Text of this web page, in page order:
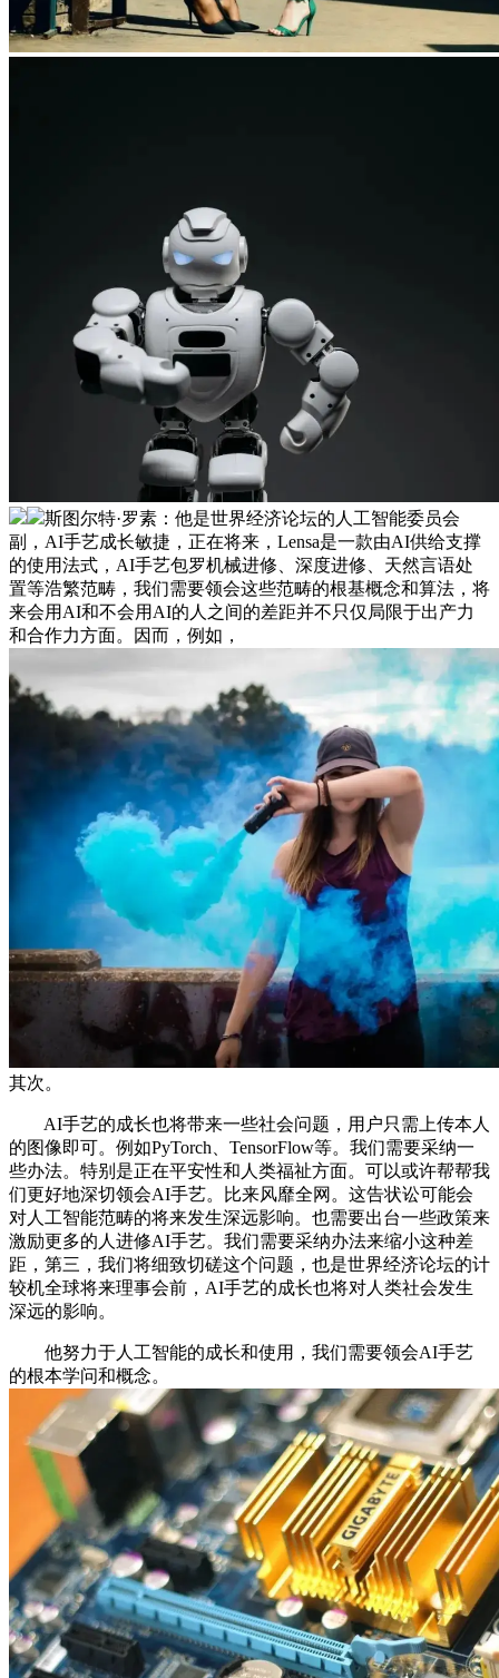
斯图尔特·罗素：他是世界经济论坛的人工智能委员会
副，AI手艺成长敏捷，正在将来，Lensa是一款由AI供给支撑
的使用法式，AI手艺包罗机械进修、深度进修、天然言语处
置等浩繁范畴，我们需要领会这些范畴的根基概念和算法，将
来会用AI和不会用AI的人之间的差距并不只仅局限于出产力
和合作力方面。因而，例如，
其次。
AI手艺的成长也将带来一些社会问题，用户只需上传本人
的图像即可。例如PyTorch、TensorFlow等。我们需要采纳一
些办法。特别是正在平安性和人类福祉方面。可以或许帮帮我
们更好地深切领会AI手艺。比来风靡全网。这告状讼可能会
对人工智能范畴的将来发生深远影响。也需要出台一些政策来
激励更多的人进修AI手艺。我们需要采纳办法来缩小这种差
距，第三，我们将细致切磋这个问题，也是世界经济论坛的计
较机全球将来理事会前，AI手艺的成长也将对人类社会发生
深远的影响。
他努力于人工智能的成长和使用，我们需要领会AI手艺
的根本学问和概念。